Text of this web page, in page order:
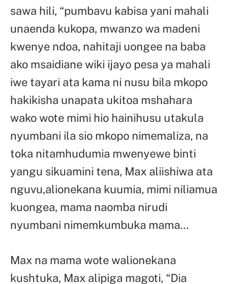
sawa hili, “pumbavu kabisa yani mahali
unaenda kukopa, mwanzo wa madeni
kwenye ndoa, nahitaji uongee na baba
ako msaidiane wiki ijayo pesa ya mahali
iwe tayari ata kama ni nusu bila mkopo
hakikisha unapata ukitoa mshahara
wako wote mimi hio hainihusu utakula
nyumbani ila sio mkopo nimemaliza, na
toka nitamhudumia mwenyewe binti
yangu sikuamini tena, Max aliishiwa ata
nguvu,alionekana kuumia, mimi niliamua
kuongea, mama naomba nirudi
nyumbani nimemkumbuka mama…
Max na mama wote walionekana
kushtuka, Max alipiga magoti, “Dia